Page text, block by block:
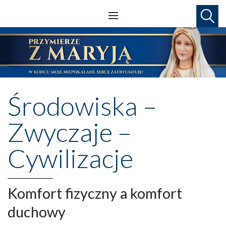
Środowiska –
Zwyczaje –
Cywilizacje
Komfort fizyczny a komfort
duchowy